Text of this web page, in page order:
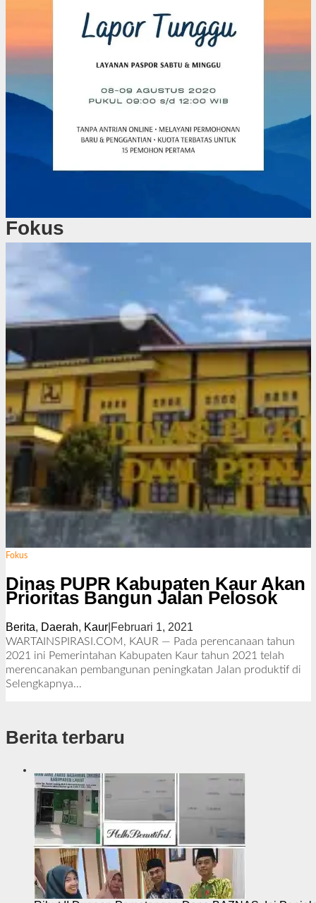
Fokus
Fokus
Dinas PUPR Kabupaten Kaur Akan
Prioritas Bangun Jalan Pelosok
Berita, Daerah, Kaur| Februari 1, 2021
l
e
h
WARTAINSPIRASI.COM, KAUR — Pada perencanaan tahun
2021 ini Pemerintahan Kabupaten Kaur tahun 2021 telah
merencanakan pembangunan peningkatan Jalan produktif di
Selengkapnya…
Berita terbaru